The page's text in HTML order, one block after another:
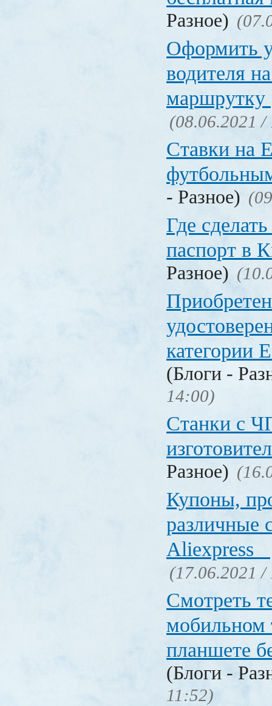
Разное)
Оформить
водителя
маршрутку
(08.06.2021 /
Ставки на
- Разное)
Где
паспорт в
Разное)
категории
(Блоги -
14:00)
Станки с
Разное)
Купоны,
различные
Aliexpress
(17.06.2021 /
Смотреть
мобильном
планшете
(Блоги -
11:52)